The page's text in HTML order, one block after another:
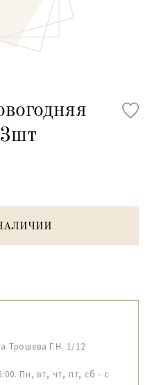
Трошева Г.Н. 1/12
Пн, вт, чт, пт, сб - с